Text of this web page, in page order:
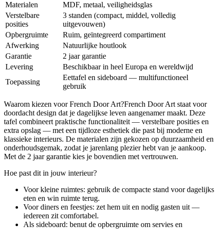
Materialen
MDF, metaal, veiligheidsglas
Verstelbare
posities
3 standen (compact, middel, volledig
uitgevouwen)
Opbergruimte
Ruim, geïntegreerd compartiment
Afwerking
Natuurlijke houtlook
Garantie
2 jaar garantie
Levering
Beschikbaar in heel Europa en wereldwijd
Toepassing
Eettafel en sideboard — multifunctioneel
gebruik
Waarom kiezen voor French Door Art?French Door Art staat voor
doordacht design dat je dagelijkse leven aangenamer maakt. Deze
tafel combineert praktische functionaliteit — verstelbare posities en
extra opslag — met een tijdloze esthetiek die past bij moderne en
klassieke interieurs. De materialen zijn gekozen op duurzaamheid en
onderhoudsgemak, zodat je jarenlang plezier hebt van je aankoop.
Met de 2 jaar garantie kies je bovendien met vertrouwen.
Hoe past dit in jouw interieur?
Voor kleine ruimtes: gebruik de compacte stand voor dagelijks
eten en win ruimte terug.
Voor diners en feestjes: zet hem uit en nodig gasten uit —
iedereen zit comfortabel.
Als sideboard: benut de opbergruimte om servies en